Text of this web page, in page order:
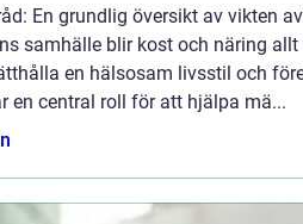
En grundlig översikt av vikten
samhälle blir kost och näring
en hälsosam livsstil och
en central roll för att hjälpa mä...